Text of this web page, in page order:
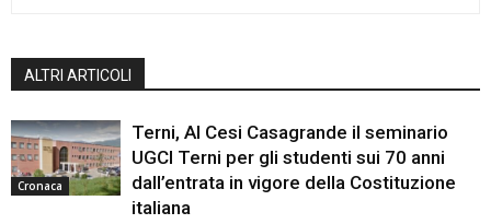
ALTRI ARTICOLI
Cronaca
Terni, Al Cesi Casagrande il seminario
UGCI Terni per gli studenti sui 70 anni
dall’entrata in vigore della Costituzione
italiana